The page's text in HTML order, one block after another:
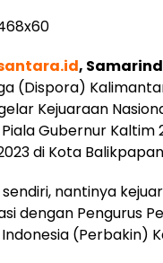
,
(Dispora)
Kejuaraan
Gubernur Kaltim
di Kota
nantinya
dengan Pengurus
(Perbakin)